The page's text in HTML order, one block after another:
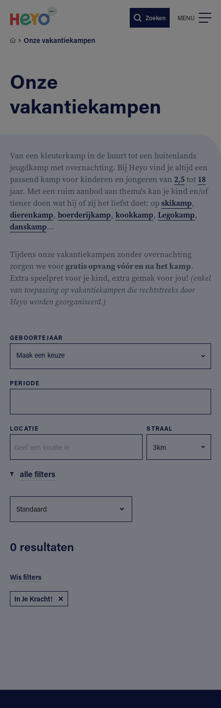
Zoeken MENU
Onze vakantiekampen
Onze
vakantiekampen
Van een kleuterkamp in de buurt tot een buitenlands
jeugdkamp met overnachting. Bij Heyo vind je altijd een
passend kamp voor kinderen en jongeren van 2,5tot 18
jaar. Met een ruim aanbod aan thema's kan je kind en/of
tiener doen wat hij of zij het liefst doet: opskikamp,
dierenkamp, boerderijkamp, kookkamp, Legokamp,
danskamp...
Tijdens onze vakantiekampen zonder overnachting
zorgen we voorgratis opvang vóór en na het kamp.
Extra speelpret voor je kind, extra gemak voor jou! (enkel
van toepassing op vakantiekampen die rechtstreeks door
Heyo worden georganiseerd.)
GEBOORTEJAAR
Maak een keuze
PERIODE
LOCATIE STRAAL
alle filters
0 resultaten
Wis filters
In Je Kracht! ✕